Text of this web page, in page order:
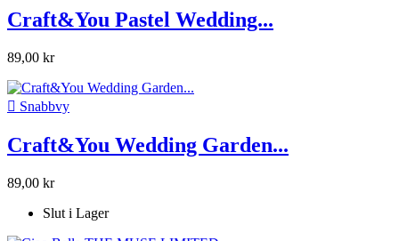
Craft&You Pastel Wedding...
89,00 kr
 Snabbvy
Craft&You Wedding Garden...
89,00 kr
Slut i Lager